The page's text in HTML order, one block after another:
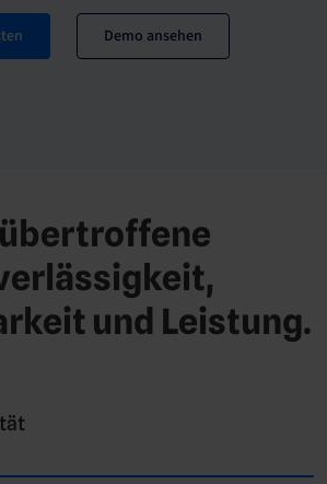
Demo ansehen
und Leistung.